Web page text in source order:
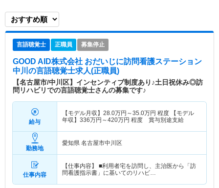
病院情報補足
特色
【調剤薬局母体のステーション】 ＧＯＯＤ ＡＩ
を運営しております。 ドクターとの連携はもちろ
んですが、調剤薬局が母体となっているため、薬の
管理の仕方など 訪問看護未経験の方が戸惑う部分
もしっかりとフォローして頂ける環境が整っていま
場です。
言語聴覚士 正職員 募集停止
GOOD AID株式会社 おだいじに訪問看護ステーション
中川 の言語聴覚士求人(正職員)
【名古屋市/中川区】インセンティブ制度あり♪土日祝休み◎訪
問リハビリでの言語聴覚士さんの募集です♪
給与
【モデル月収】 28.0万円～35.0万円 程度 【モデル
年収】 336万円～420万円 程度 賞与別途支給
勤務地
愛知県 名古屋市中川区
仕事内容
【仕事内容】 ■利用者宅を訪問し、主治医から「訪
問看護指示書」に基いてのリハビ…